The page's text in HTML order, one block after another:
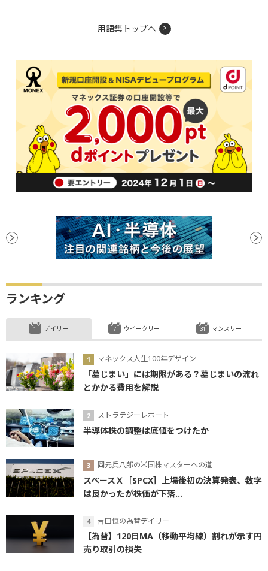
用語集トップへ
ランキング
デイリー
マネックス人生100年デザイン
「墓じまい」には期限がある？墓じまいの流れ
とかかる費用を解説
ストラテジーレポート
半導体株の調整は底値をつけたか
岡元兵八郎の米国株マスターへの道
スペースＸ［SPCX］上場後初の決算発表、数字
は良かったが株価が下落...
吉田恒の為替デイリー
【為替】120日MA（移動平均線）割れが示す円
売り取引の損失
ウイークリー マンスリー